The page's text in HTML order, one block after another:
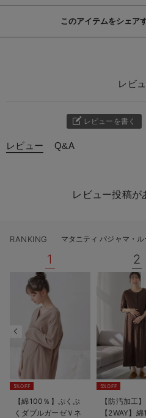
このアイテムをシェア
レビ
レビューを書く
レビュー Q&A
レビュー投稿が
RANKING マタニティ パジャマ・
1
5%OFF
【綿100％】ぷくぷ
くダブルガーゼＶネ
2
5%OFF
【防汚加工】
【2WAY】